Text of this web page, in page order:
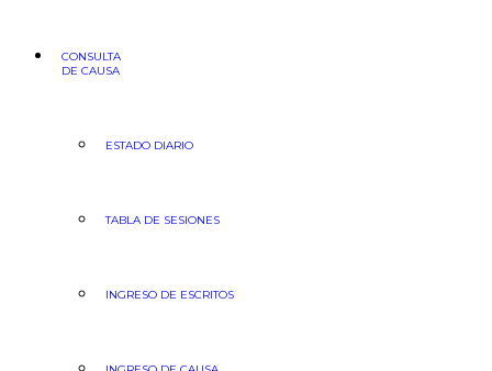
CONSULTA
DE CAUSA
ESTADO DIARIO
TABLA DE SESIONES
INGRESO DE ESCRITOS